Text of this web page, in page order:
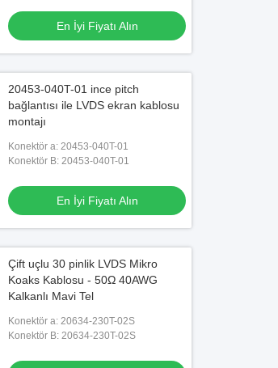
Alın
En İyi Fiyatı Alın
20453-040T-01 ince pitch
bağlantısı ile LVDS ekran kablosu
montajı
Konektör a: 20453-040T-01
Konektör B: 20453-040T-01
En İyi Fiyatı Alın
Çift uçlu 30 pinlik LVDS Mikro
Koaks Kablosu - 50Ω 40AWG
Kalkanlı Mavi Tel
Konektör a: 20634-230T-02S
Konektör B: 20634-230T-02S